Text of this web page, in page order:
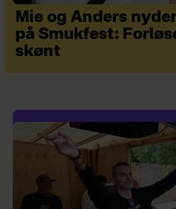
Mie og Anders
på Smukfest:
skønt